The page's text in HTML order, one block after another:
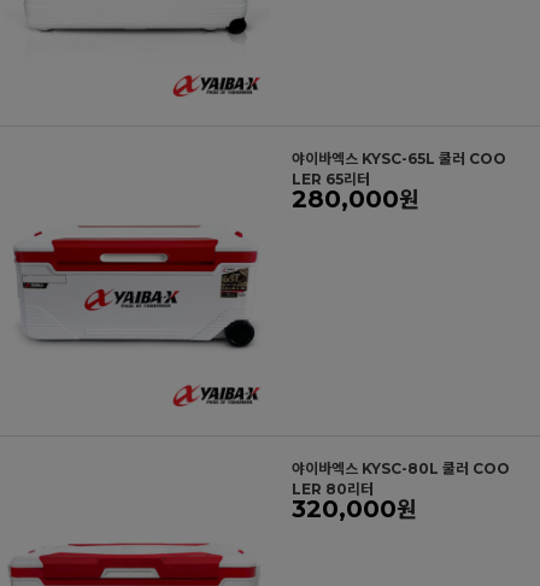
야이바엑스 KYSC-65L 쿨러 COO
LER 65리터
280,000원
야이바엑스 KYSC-80L 쿨러 COO
LER 80리터
320,000원